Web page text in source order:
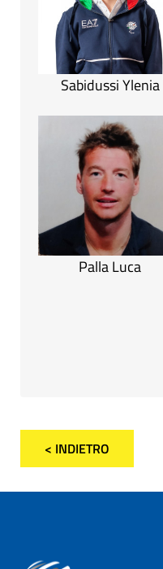
Sabidussi Ylenia
Palla Luca
< INDIETRO